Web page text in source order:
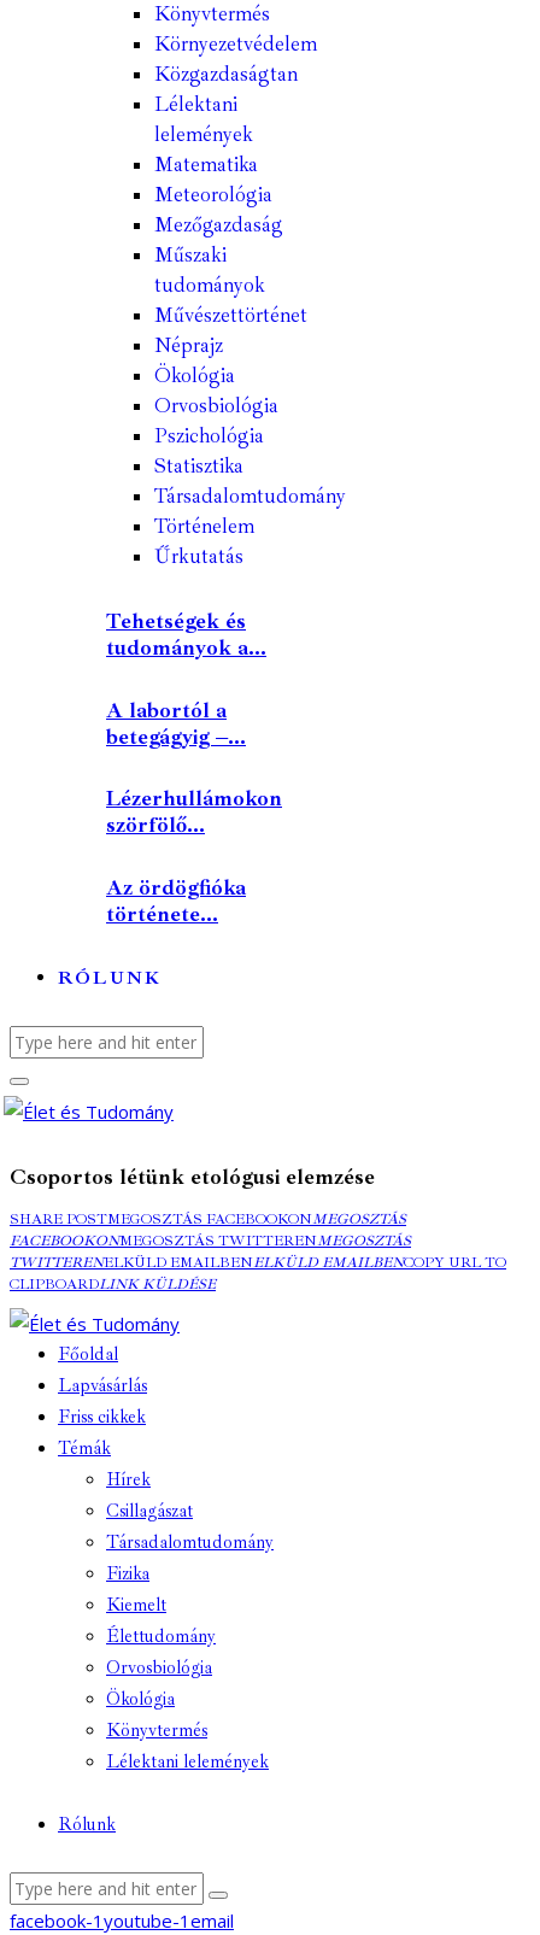
Könyvtermés
Környezetvédelem
Közgazdaságtan
Lélektani
lelemények
Matematika
Meteorológia
Mezőgazdaság
Műszaki
tudományok
Művészettörténet
Néprajz
Ökológia
Orvosbiológia
Pszichológia
Statisztika
Társadalomtudomány
Történelem
Űrkutatás
Tehetségek és
tudományok a...
A labortól a
betegágyig –...
Lézerhullámokon
szörfölő...
Az ördögfióka
története...
RÓLUNK
Csoportos létünk etológusi elemzése
SHARE POSTMEGOSZTÁS FACEBOOKONMEGOSZTÁS
FACEBOOKONMEGOSZTÁS TWITTERENMEGOSZTÁS
TWITTERENELKÜLD EMAILBENELKÜLD EMAILBENCOPY URL TO
CLIPBOARDLINK KÜLDÉSE
Főoldal
Lapvásárlás
Friss cikkek
Témák
Hírek
Csillagászat
Társadalomtudomány
Fizika
Kiemelt
Élettudomány
Orvosbiológia
Ökológia
Könyvtermés
Lélektani lelemények
Rólunk
facebook-1 youtube-1 email